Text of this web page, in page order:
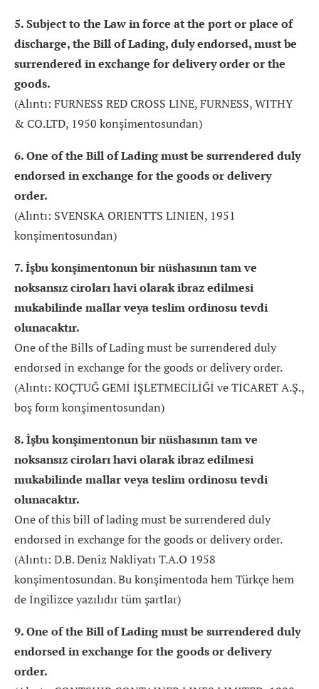
5. Subject to the Law in force at the port or place of
discharge, the Bill of Lading, duly endorsed, must be
surrendered in exchange for delivery order or the
goods.
(Alıntı: FURNESS RED CROSS LINE, FURNESS, WITHY
& CO.LTD, 1950 konşimentosundan)
6. One of the Bill of Lading must be surrendered duly
endorsed in exchange for the goods or delivery
order.
(Alıntı: SVENSKA ORIENTTS LINIEN, 1951
konşimentosundan)
7. İşbu konşimentonun bir nüshasının tam ve
noksansız ciroları havi olarak ibraz edilmesi
mukabilinde mallar veya teslim ordinosu tevdi
olunacaktır.
One of the Bills of Lading must be surrendered duly
endorsed in exchange for the goods or delivery order.
(Alıntı: KOÇTUĞ GEMİ İŞLETMECİLİĞİ ve TİCARET A.Ş.,
boş form konşimentosundan)
8. İşbu konşimentonun bir nüshasının tam ve
noksansız ciroları havi olarak ibraz edilmesi
mukabilinde mallar veya teslim ordinosu tevdi
olunacaktır.
One of this bill of lading must be surrendered duly
endorsed in exchange for the goods or delivery order.
(Alıntı: D.B. Deniz Nakliyatı T.A.O 1958
konşimentosundan. Bu konşimentoda hem Türkçe hem
de İngilizce yazılıdır tüm şartlar)
9. One of the Bill of Lading must be surrendered duly
endorsed in exchange for the goods or delivery
order.